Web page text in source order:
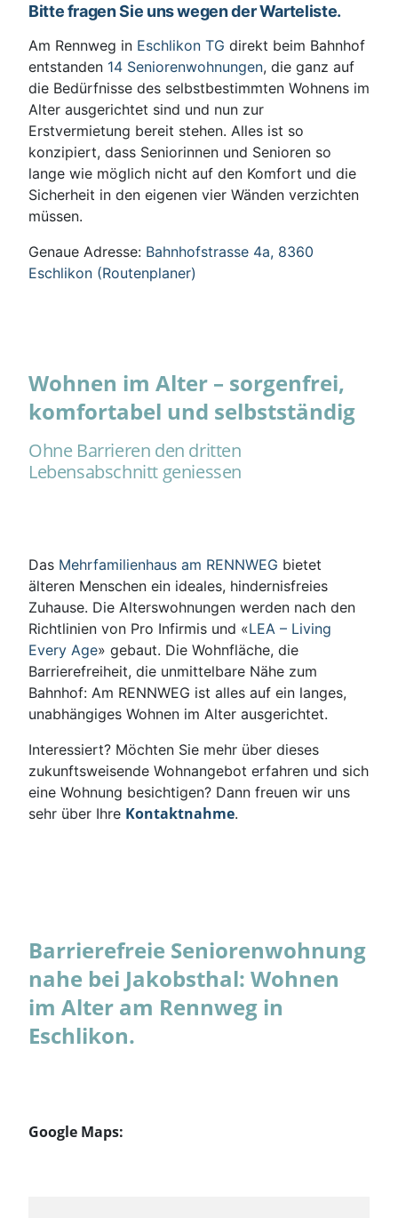
Bitte fragen Sie uns wegen der Warteliste.
Am Rennweg in Eschlikon TG direkt beim Bahnhof
entstanden 14 Seniorenwohnungen, die ganz auf
die Bedürfnisse des selbstbestimmten Wohnens im
Alter ausgerichtet sind und nun zur
Erstvermietung bereit stehen. Alles ist so
konzipiert, dass Seniorinnen und Senioren so
lange wie möglich nicht auf den Komfort und die
Sicherheit in den eigenen vier Wänden verzichten
müssen.
Genaue Adresse: Bahnhofstrasse 4a, 8360
Eschlikon (Routenplaner)
Wohnen im Alter – sorgenfrei,
komfortabel und selbstständig
Ohne Barrieren den dritten
Lebensabschnitt geniessen
Das Mehrfamilienhaus am RENNWEG bietet
älteren Menschen ein ideales, hindernisfreies
Zuhause. Die Alterswohnungen werden nach den
Richtlinien von Pro Infirmis und «LEA – Living
Every Age» gebaut. Die Wohnfläche, die
Barrierefreiheit, die unmittelbare Nähe zum
Bahnhof: Am RENNWEG ist alles auf ein langes,
unabhängiges Wohnen im Alter ausgerichtet.
Interessiert? Möchten Sie mehr über dieses
zukunftsweisende Wohnangebot erfahren und sich
eine Wohnung besichtigen? Dann freuen wir uns
sehr über Ihre Kontaktnahme.
Barrierefreie Seniorenwohnung
nahe bei Jakobsthal: Wohnen
im Alter am Rennweg in
Eschlikon.
Google Maps: